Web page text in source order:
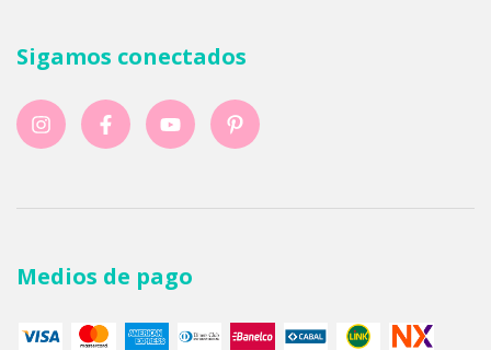
Sigamos conectados
Medios de pago